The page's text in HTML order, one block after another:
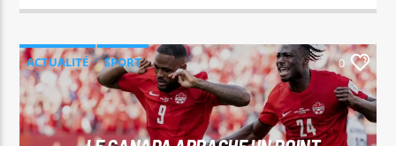
ACTUALITÉ SPORT 0